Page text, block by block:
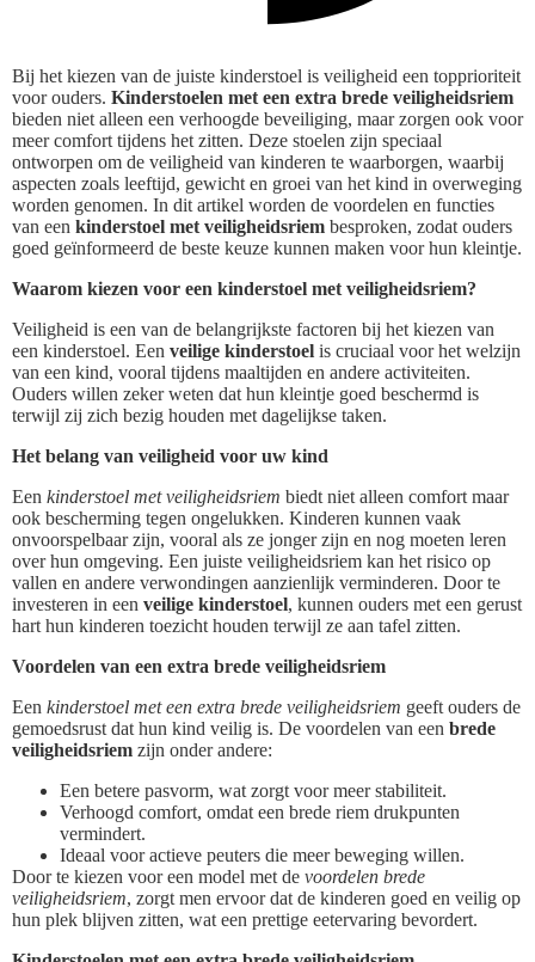
Bij het kiezen van de juiste kinderstoel is veiligheid een topprioriteit
voor ouders. Kinderstoelen met een extra brede veiligheidsriem
bieden niet alleen een verhoogde beveiliging, maar zorgen ook voor
meer comfort tijdens het zitten. Deze stoelen zijn speciaal
ontworpen om de veiligheid van kinderen te waarborgen, waarbij
aspecten zoals leeftijd, gewicht en groei van het kind in overweging
worden genomen. In dit artikel worden de voordelen en functies
van een kinderstoel met veiligheidsriem besproken, zodat ouders
goed geïnformeerd de beste keuze kunnen maken voor hun kleintje.
Waarom kiezen voor een kinderstoel met veiligheidsriem?
Veiligheid is een van de belangrijkste factoren bij het kiezen van
een kinderstoel. Een veilige kinderstoel is cruciaal voor het welzijn
van een kind, vooral tijdens maaltijden en andere activiteiten.
Ouders willen zeker weten dat hun kleintje goed beschermd is
terwijl zij zich bezig houden met dagelijkse taken.
Het belang van veiligheid voor uw kind
Een kinderstoel met veiligheidsriem biedt niet alleen comfort maar
ook bescherming tegen ongelukken. Kinderen kunnen vaak
onvoorspelbaar zijn, vooral als ze jonger zijn en nog moeten leren
over hun omgeving. Een juiste veiligheidsriem kan het risico op
vallen en andere verwondingen aanzienlijk verminderen. Door te
investeren in een veilige kinderstoel, kunnen ouders met een gerust
hart hun kinderen toezicht houden terwijl ze aan tafel zitten.
Voordelen van een extra brede veiligheidsriem
Een kinderstoel met een extra brede veiligheidsriem geeft ouders de
gemoedsrust dat hun kind veilig is. De voordelen van een brede
veiligheidsriem zijn onder andere:
Een betere pasvorm, wat zorgt voor meer stabiliteit.
Verhoogd comfort, omdat een brede riem drukpunten
vermindert.
Ideaal voor actieve peuters die meer beweging willen.
Door te kiezen voor een model met de voordelen brede
veiligheidsriem, zorgt men ervoor dat de kinderen goed en veilig op
hun plek blijven zitten, wat een prettige eetervaring bevordert.